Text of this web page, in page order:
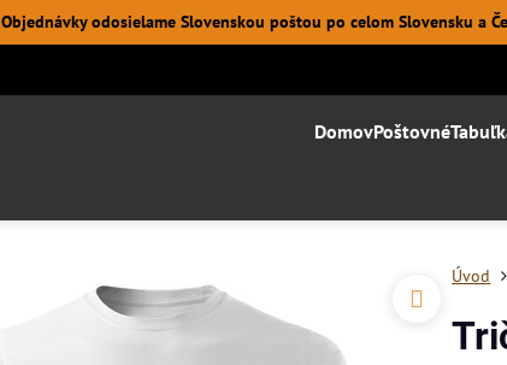
Objednávky odosielame Slovenskou poštou po celom Slovensku a
DomovPoštovné
Úvod